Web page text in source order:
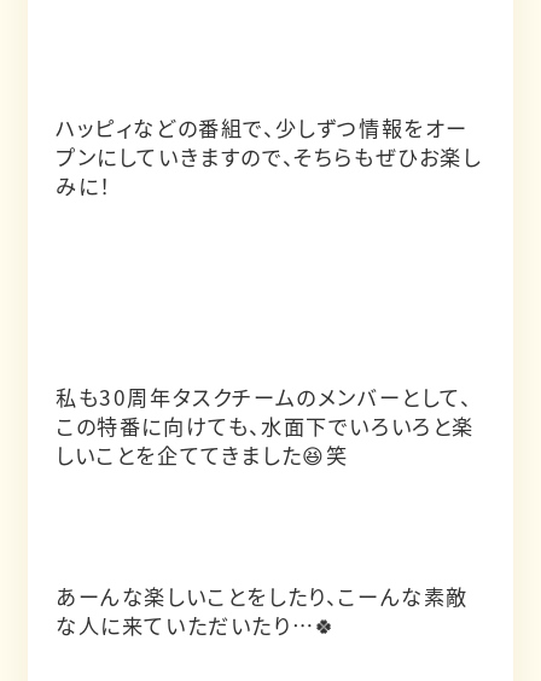
ハッピィなどの番組で、少しずつ情報をオー
プンにしていきますので、そちらもぜひお楽し
みに！
私も30周年タスクチームのメンバーとして、
この特番に向けても、水面下でいろいろと楽
しいことを企ててきました😆笑
あーんな楽しいことをしたり、こーんな素敵
な人に来ていただいたり…🍀